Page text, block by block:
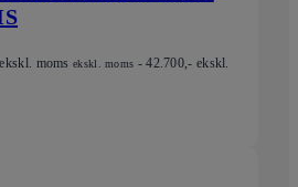
moms ekskl. moms -42.700,- ekskl.